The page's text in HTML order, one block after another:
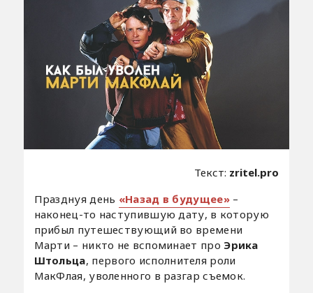
Текст: zritel.pro
Празднуя день «Назад в будущее»–
наконец-то наступившую дату, в которую
прибыл путешествующий во времени
Марти – никто не вспоминает про Эрика
Штольца, первого исполнителя роли
МакФлая, уволенного в разгар съемок.